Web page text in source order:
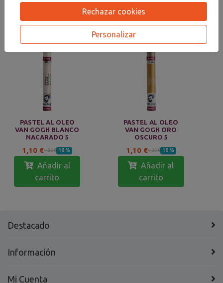
PRODUCTOSRELACIONADOS
PASTEL AL OLEO
VAN GOGH BLANCO
NACARADO 5
1,10 €1,22 € 10 %
Añadir al
carrito
PASTEL AL OLEO
VAN GOGH ORO
OSCURO 5
1,10 €1,22 € 10 %
Añadir al
carrito
Destacado
Información
Mi Cuenta
Rechazar cookies
Personalizar